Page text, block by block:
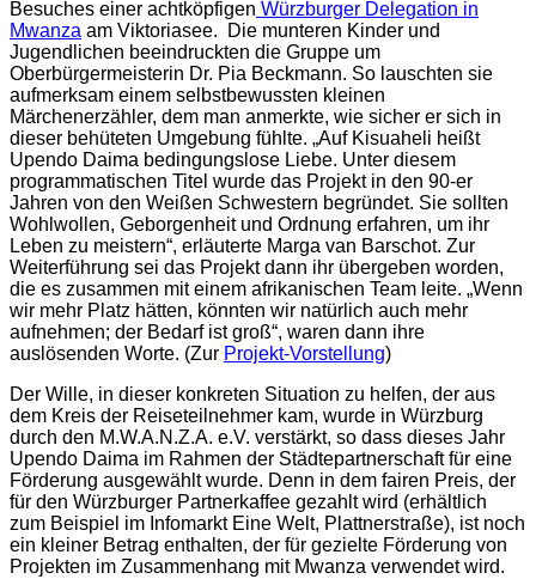
Besuches einer achtköpfigen Würzburger Delegation in
Mwanza am Viktoriasee. Die munteren Kinder und
Jugendlichen beeindruckten die Gruppe um
Oberbürgermeisterin Dr. Pia Beckmann. So lauschten sie
aufmerksam einem selbstbewussten kleinen
Märchenerzähler, dem man anmerkte, wie sicher er sich in
dieser behüteten Umgebung fühlte. „Auf Kisuaheli heißt
Upendo Daima bedingungslose Liebe. Unter diesem
programmatischen Titel wurde das Projekt in den 90-er
Jahren von den Weißen Schwestern begründet. Sie sollten
Wohlwollen, Geborgenheit und Ordnung erfahren, um ihr
Leben zu meistern“, erläuterte Marga van Barschot. Zur
Weiterführung sei das Projekt dann ihr übergeben worden,
die es zusammen mit einem afrikanischen Team leite. „Wenn
wir mehr Platz hätten, könnten wir natürlich auch mehr
aufnehmen; der Bedarf ist groß“, waren dann ihre
auslösenden Worte. (Zur Projekt-Vorstellung)
Der Wille, in dieser konkreten Situation zu helfen, der aus
dem Kreis der Reiseteilnehmer kam, wurde in Würzburg
durch den M.W.A.N.Z.A. e.V. verstärkt, so dass dieses Jahr
Upendo Daima im Rahmen der Städtepartnerschaft für eine
Förderung ausgewählt wurde. Denn in dem fairen Preis, der
für den Würzburger Partnerkaffee gezahlt wird (erhältlich
zum Beispiel im Infomarkt Eine Welt, Plattnerstraße), ist noch
ein kleiner Betrag enthalten, der für gezielte Förderung von
Projekten im Zusammenhang mit Mwanza verwendet wird.